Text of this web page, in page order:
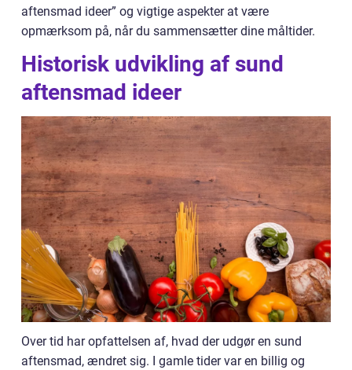
aftensmad ideer” og vigtige aspekter at være
opmærksom på, når du sammensætter dine måltider.
Historisk udvikling af sund
aftensmad ideer
Over tid har opfattelsen af, hvad der udgør en sund
aftensmad, ændret sig. I gamle tider var en billig og